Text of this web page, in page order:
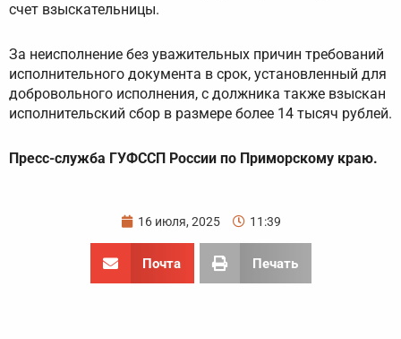
счет взыскательницы.
За неисполнение без уважительных причин требований
исполнительного документа в срок, установленный для
добровольного исполнения, с должника также взыскан
исполнительский сбор в размере более 14 тысяч рублей.
Пресс-служба ГУФССП России по Приморскому краю.
16 июля, 2025 11:39
Почта Печать